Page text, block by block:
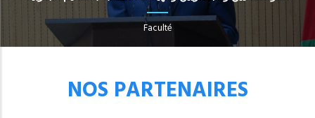
Faculté
NOS PARTENAIRES